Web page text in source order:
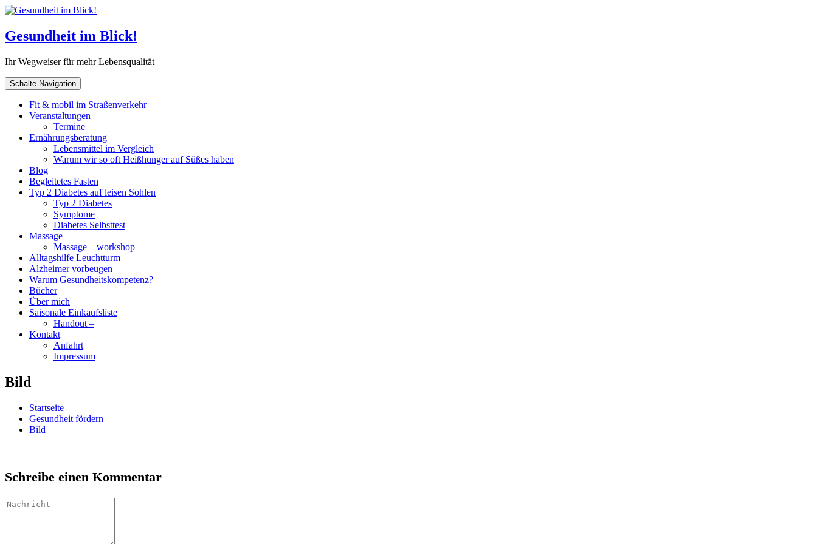
Gesundheit im Blick!
Ihr Wegweiser für mehr Lebensqualität
Schalte Navigation
Fit & mobil im Straßenverkehr
Veranstaltungen
Termine
Ernährungsberatung
Lebensmittel im Vergleich
Warum wir so oft Heißhunger auf Süßes haben
Blog
Begleitetes Fasten
Typ 2 Diabetes auf leisen Sohlen
Typ 2 Diabetes
Symptome
Diabetes Selbsttest
Massage
Massage – workshop
Alltagshilfe Leuchtturm
Alzheimer vorbeugen –
Warum Gesundheitskompetenz?
Bücher
Über mich
Saisonale Einkaufsliste
Handout –
Kontakt
Anfahrt
Impressum
Bild
Startseite
Gesundheit fördern
Bild
Schreibe einen Kommentar